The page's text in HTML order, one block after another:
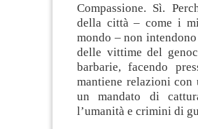
Compassione. Sì.
della città – come i
mondo – non
delle vittime del
barbarie, facendo
mantiene relazioni con
un mandato di
l’umanità e crimini di